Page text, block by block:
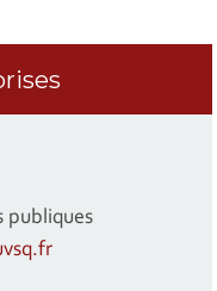
publiques